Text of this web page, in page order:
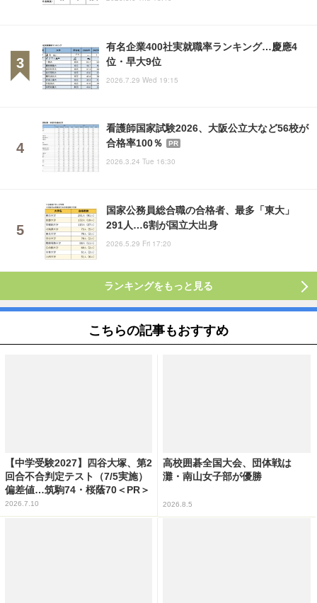
有名企業400社実就職率ランキング…慶應4
位・早大9位
2026.7.29 Wed 19:15
看護師国家試験2026、大阪公立大など56校が
合格率100％
PR
2026.3.24 Tue 16:30
国家公務員総合職の合格者、最多「東大」
291人…6割が国立大出身
2026.5.29 Fri 17:20
ランキングをもっと見る
こちらの記事もおすすめ
【中学受験2027】四谷大塚、第2
回合不合判定テスト（7/5実施）
偏差値…筑駒74・桜蔭70＜PR＞
2026.7.10
高校囲碁全国大会、団体戦は
灘・南山女子部が優勝
2026.8.5